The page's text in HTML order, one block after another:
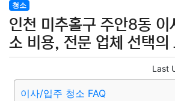
청소
인천 미추홀구 주안8동 이
소 비용, 전문 업체 선택의
Last
이사/입주 청소 FAQ